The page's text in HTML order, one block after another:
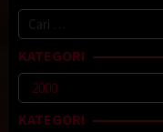
Cari
untuk:
KATEGORI
Kategori
KATEGORI